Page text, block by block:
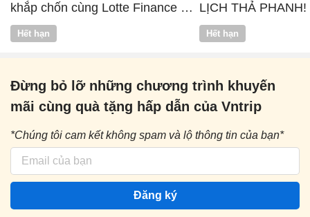
khắp chốn cùng Lotte Finance x
Vntrip
Hết hạn
LỊCH THẢ PHANH!
Hết hạn
Đừng bỏ lỡ những chương trình khuyến
mãi cùng quà tặng hấp dẫn của Vntrip
*Chúng tôi cam kết không spam và lộ thông tin của bạn*
Đăng ký